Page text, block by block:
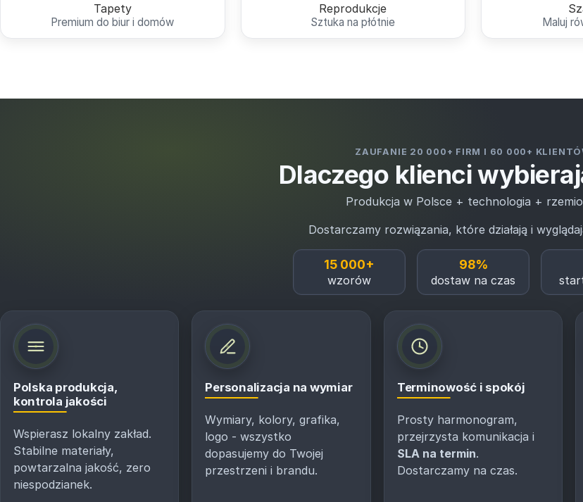
Tapety
Premium do biur i domów
Reprodukcje
Sztuka na płótnie Maluj
ZAUFANIE 20 000+ FIRM I 60 000+
Dlaczego klienci
Produkcja w Polsce + technologia +
Dostarczamy rozwiązania, które działają i
15 000+
wzorów
98%
dostaw na czas
Polska produkcja,
kontrola jakości
Wspierasz lokalny zakład.
Stabilne materiały,
powtarzalna jakość, zero
niespodzianek.
Personalizacja na wymiar
Wymiary, kolory, grafika,
logo - wszystko
dopasujemy do Twojej
przestrzeni i brandu.
Terminowość i spokój
Prosty harmonogram,
przejrzysta komunikacja i
SLA na termin.
Dostarczamy na czas.